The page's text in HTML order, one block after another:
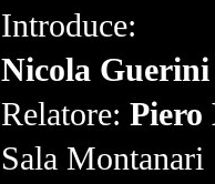
Introduce:
Nicola Guerini
Relatore:
Sala Montanari